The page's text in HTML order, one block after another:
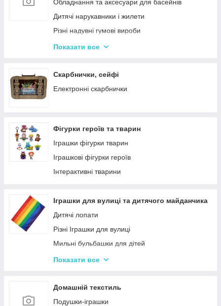
Дитячий Пластилін
Декупаж
Крейда для Малювання
Рукоділля
Валіза для малювання
Обладнання та аксесуари для басейнів
Дитячі нарукавники і жилети
Різні надувні гумові вироби
Насоси для матрасів та гумових виробів
Надувні матраци
Дитячі надувні басейни
Показати все
Скарбнички, сейфі
Електронні скарбнички
Фігурки героїв та тварин
Іграшки фігурки тварин
Іграшкові фігурки героїв
Інтерактивні тварини
Іграшки для вулиці та дитячого майданчика
Дитячі лопати
Різні Іграшки для вулиці
Мильні бульбашки для дітей
Гойдалки для дітей
Гірки для дитячого майданчика
Зимові іграшки для вулиці
Показати все
Домашній текстиль
Подушки-іграшки